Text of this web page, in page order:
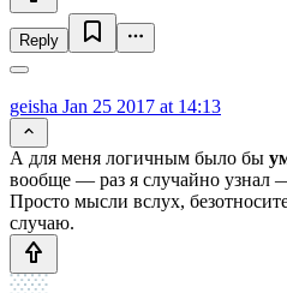
Reply
geisha Jan 25 2017 at 14:13
А для меня логичным было бы
вообще — раз я случайно узнал
Просто мысли вслух,
случаю.